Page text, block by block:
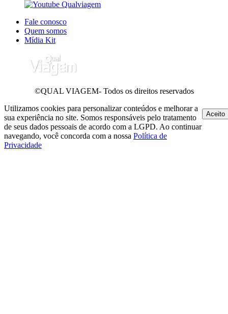
Fale conosco
Quem somos
Mídia Kit
©QUAL VIAGEM- Todos os direitos reservados
Utilizamos cookies para personalizar conteúdos e melhorar a
sua experiência no site. Somos responsáveis pelo tratamento
de seus dados pessoais de acordo com a LGPD. Ao continuar
navegando, você concorda com a nossa Política de
Privacidade
Aceito